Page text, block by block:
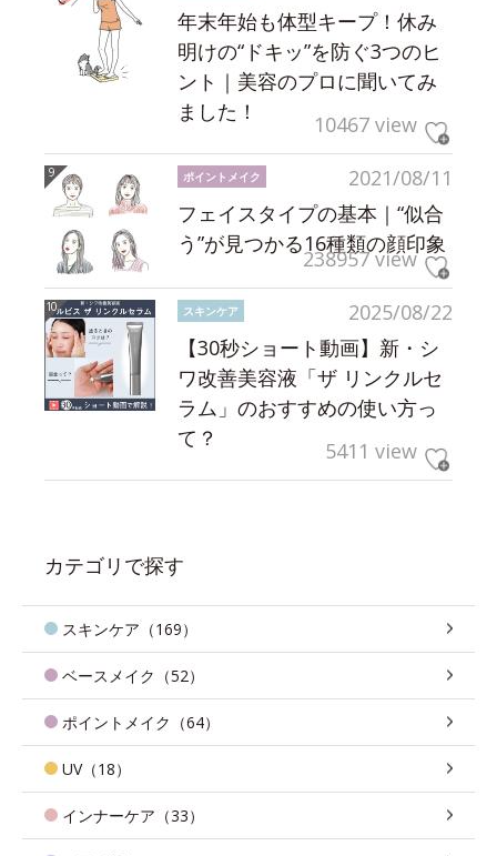
年末年始も体型キープ！休み
明けの“ドキッ”を防ぐ3つのヒ
ント｜美容のプロに聞いてみ
ました！
10467 view
2021/08/11
ポイントメイク
フェイスタイプの基本｜“似合
う”が見つかる16種類の顔印象
238957 view
2025/08/22
スキンケア
【30秒ショート動画】新・シ
ワ改善美容液「ザ リンクルセ
ラム」のおすすめの使い方っ
て？
5411 view
カテゴリで探す
スキンケア（169）
ベースメイク（52）
ポイントメイク（64）
UV（18）
インナーケア（33）